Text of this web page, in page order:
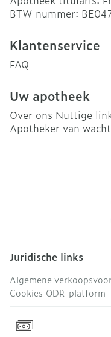
BTW nummer:
Klantenservice
FAQ
Uw apotheek
Over ons Nuttige
Apotheker van wacht
Juridische links
Algemene
Cookies ODR-platform